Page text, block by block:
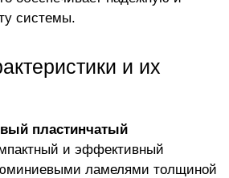
системы.
и их
пластинчатый
и эффективный
ламелями толщиной